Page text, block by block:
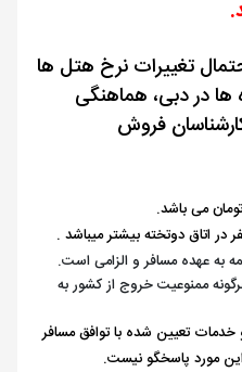
تغییرات نرخ هتل ها
ها در دبی، هماهنگی
فروش
می باشد.
در اتاق دوتخته بیشتر میباشد .
ممنوعیت خروج از کشور به
و خدمات تعیین شده با توافق مسافر
این مورد پاسخگو نیست.